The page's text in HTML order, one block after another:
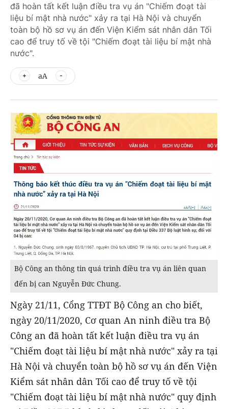
đã hoàn tất kết luận điều tra vụ án "Chiếm đoạt tài
liệu bí mật nhà nước" xảy ra tại Hà Nội và chuyển
toàn bộ hồ sơ vụ án đến Viện Kiểm sát nhân dân Tối
cao để truy tố về tội "Chiếm đoạt tài liệu bí mật nhà
nước".
aA
Bộ Công an thông tin quá trình điều tra vụ án liên quan
đến bị can Nguyễn Đức Chung.
Ngày 21/11, Cổng TTĐT Bộ Công an cho biết,
ngày 20/11/2020, Cơ quan An ninh điều tra Bộ
Công an đã hoàn tất kết luận điều tra vụ án
"Chiếm đoạt tài liệu bí mật nhà nước" xảy ra tại
Hà Nội và chuyển toàn bộ hồ sơ vụ án đến Viện
Kiểm sát nhân dân Tối cao để truy tố về tội
"Chiếm đoạt tài liệu bí mật nhà nước" quy định